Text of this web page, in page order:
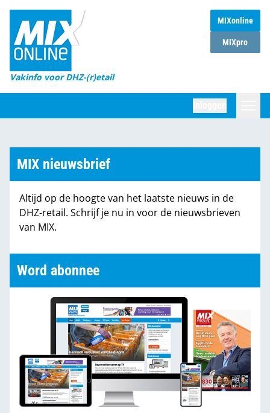
MIXonline
MIXpro
Vakinfo voor DHZ-(r)etail
Home
Magazines
DHZ Sessie
Marktcijfers
Partners
MIX nieuwsbrief
Altijd op de hoogte van het laatste nieuws in de
DHZ-retail. Schrijf je nu in voor de nieuwsbrieven
van MIX.
Word abonnee